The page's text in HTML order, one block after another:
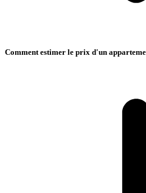
Comment estimer le prix d'un